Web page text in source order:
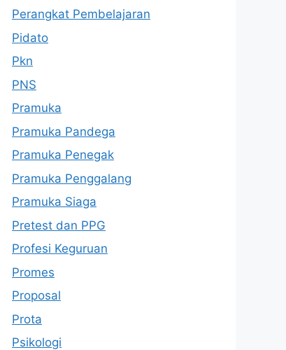
Perangkat Pembelajaran
Pidato
Pkn
PNS
Pramuka
Pramuka Pandega
Pramuka Penegak
Pramuka Penggalang
Pramuka Siaga
Pretest dan PPG
Profesi Keguruan
Promes
Proposal
Prota
Psikologi